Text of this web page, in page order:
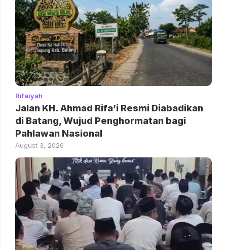
Rifaiyah
Jalan KH. Ahmad Rifa’i Resmi Diabadikan
di Batang, Wujud Penghormatan bagi
Pahlawan Nasional
August 3, 2026